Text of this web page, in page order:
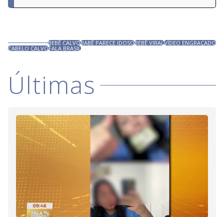
BEBÊ CALVOBABÊ PARECE IDOSOBEBÊ VIRALVÍDEO ENGRAÇADO
CABELO CALVOFALA BRASIL
Últimas